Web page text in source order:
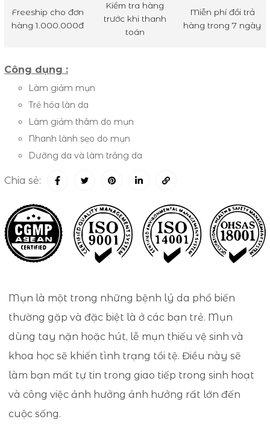
Freeship cho đơn
hàng 1.000.000đ
Kiểm tra hàng
trước khi thanh
toán
Miễn phí đổi trả
hàng trong 7 ngày
Công dụng :
Làm giảm mụn
Trẻ hóa làn da
Làm giảm thâm do mụn
Nhanh lành sẹo do mụn
Dưỡng da và làm trắng da
Chia sẻ:
Mụn là một trong những bệnh lý da phổ biến
thường gặp và đặc biệt là ở các bạn trẻ. Mụn
dùng tay nặn hoặc hút, lễ mụn thiếu vệ sinh và
khoa học sẽ khiến tình trạng tồi tệ. Điều này sẽ
làm bạn mất tự tin trong giao tiếp trong sinh hoạt
và công việc ảnh hưởng ảnh hưởng rất lớn đến
cuộc sống.